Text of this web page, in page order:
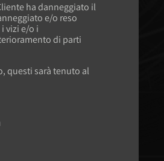
ha danneggiato il
e/o reso
vizi e/o i
di parti
questi sarà tenuto al